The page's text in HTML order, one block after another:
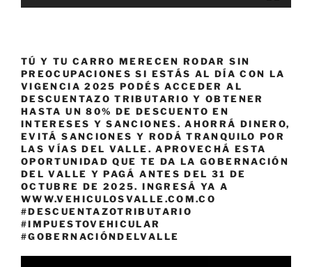
TÚ Y TU CARRO MERECEN RODAR SIN
PREOCUPACIONES SI ESTÁS AL DÍA CON LA
VIGENCIA 2025 PODÉS ACCEDER AL
DESCUENTAZO TRIBUTARIO Y OBTENER
HASTA UN 80% DE DESCUENTO EN
INTERESES Y SANCIONES. AHORRÁ DINERO,
EVITÁ SANCIONES Y RODÁ TRANQUILO POR
LAS VÍAS DEL VALLE. APROVECHÁ ESTA
OPORTUNIDAD QUE TE DA LA GOBERNACIÓN
DEL VALLE Y PAGÁ ANTES DEL 31 DE
OCTUBRE DE 2025. INGRESÁ YA A
WWW.VEHICULOSVALLE.COM.CO
#DESCUENTAZOTRIBUTARIO
#IMPUESTOVEHICULAR
#GOBERNACIÓNDELVALLE